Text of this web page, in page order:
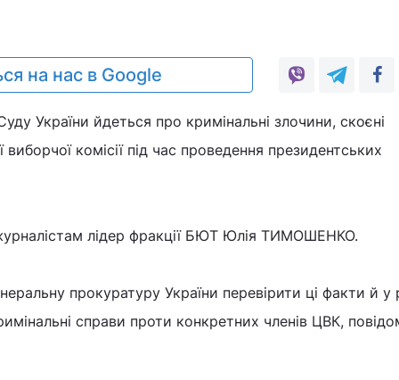
на нас в Google
України йдеться про кримінальні злочини, скоєні
комісії під час проведення президентських
лідер фракції БЮТ Юлія ТИМОШЕНКО.
прокуратуру України перевірити ці факти й у
справи проти конкретних членів ЦВК,